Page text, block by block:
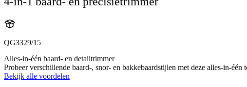
QG3329/15
Alles-in-één baard- en detailtrimmer
Probeer verschillende baard-, snor- en bakkebaardstijlen met deze alles-in-
Bekijk alle voordelen